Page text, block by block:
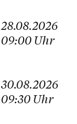
28.08.2026
09:00 Uhr
30.08.2026
09:30 Uhr